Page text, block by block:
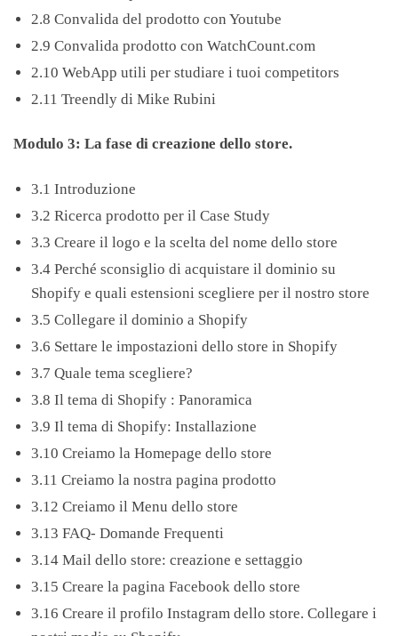
2.8 Convalida del prodotto con Youtube
2.9 Convalida prodotto con WatchCount.com
2.10 WebApp utili per studiare i tuoi competitors
2.11 Treendly di Mike Rubini
Modulo 3: La fase di creazione dello store.
3.1 Introduzione
3.2 Ricerca prodotto per il Case Study
3.3 Creare il logo e la scelta del nome dello store
3.4 Perché sconsiglio di acquistare il dominio su
Shopify e quali estensioni scegliere per il nostro store
3.5 Collegare il dominio a Shopify
3.6 Settare le impostazioni dello store in Shopify
3.7 Quale tema scegliere?
3.8 Il tema di Shopify : Panoramica
3.9 Il tema di Shopify: Installazione
3.10 Creiamo la Homepage dello store
3.11 Creiamo la nostra pagina prodotto
3.12 Creiamo il Menu dello store
3.13 FAQ- Domande Frequenti
3.14 Mail dello store: creazione e settaggio
3.15 Creare la pagina Facebook dello store
3.16 Creare il profilo Instagram dello store. Collegare i